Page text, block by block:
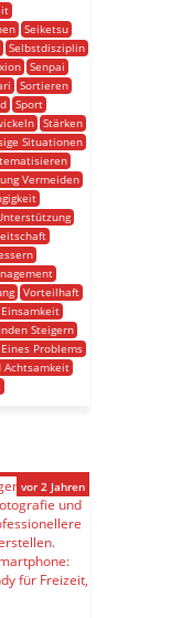
Seiketsu
Selbstdisziplin
Senpai
Sortieren
Sport
Stärken
Situationen
Vermeiden
Vorteilhaft
Steigern
Problems
Achtsamkeit
vor 2 Jahren